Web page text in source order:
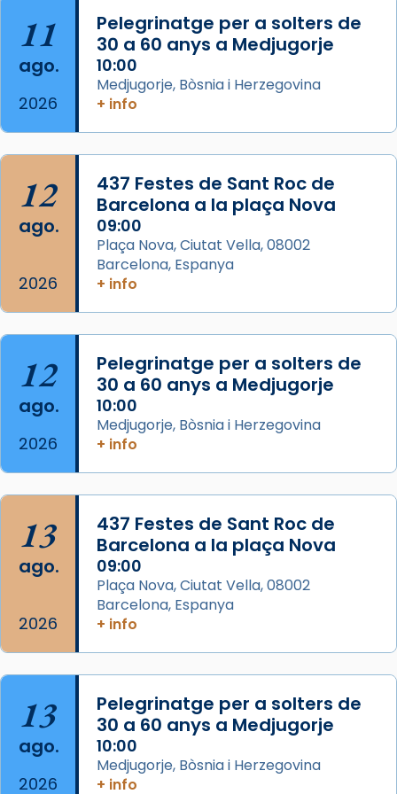
L’arquebisbe de Barcelona, el cardenal Joan
Josep Omella, ha presidit la missa i l’ha
concelebrat el bisbe auxiliar de Barcelona,
Mons. David Abadías.
📸 Dr. G. Simón
Foto
View on Facebook · Share
Arquebisbat de Barcelona
2 weeks ago
Memòria de les santes Juliana i
Acompanyant la història de sant Cugat, a
partir de l’Edat Mitjana sorgeix la tradició
que les santes Juliana (“relatiu a Júlia”) i
Semproniana (“relatiu a Semprònia =
eterna”) són deixebles seves. I l’any 1667, el
frare Joan Gaspar Roig, afirma en una obra
que les santes són filles de l’antiga Iluro.
Mataró en reivindicarà les relíq
View on Facebook · Share
11
ago.
2026
Pelegrinatge per a solters de
30 a 60 anys a Medjugorje
10:00
Medjugorje, Bòsnia i Herzegovina
+ info
12
ago.
2026
437 Festes de Sant Roc de
Barcelona a la plaça Nova
09:00
Plaça Nova, Ciutat Vella, 08002
Barcelona, Espanya
+ info
12
ago.
2026
Pelegrinatge per a solters de
30 a 60 anys a Medjugorje
10:00
Medjugorje, Bòsnia i Herzegovina
+ info
13
ago.
2026
437 Festes de Sant Roc de
Barcelona a la plaça Nova
09:00
Plaça Nova, Ciutat Vella, 08002
Barcelona, Espanya
+ info
13
ago.
2026
Pelegrinatge per a solters de
30 a 60 anys a Medjugorje
10:00
Medjugorje, Bòsnia i Herzegovina
+ info